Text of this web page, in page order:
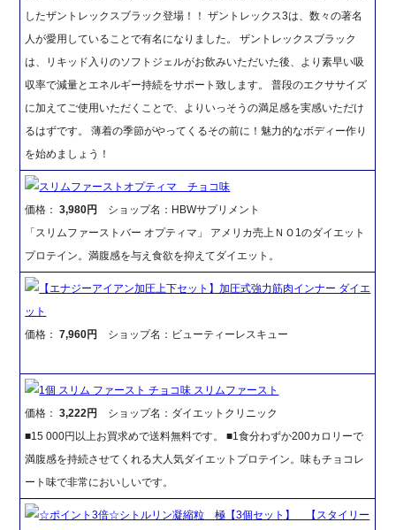
したザントレックスブラック登場！！ ザントレックス3は、数々の著名
人が愛用していることで有名になりました。 ザントレックスブラック
は、リキッド入りのソフトジェルがお飲みいただいた後、より素早い吸
収率で減量とエネルギー持続をサポート致します。 普段のエクササイズ
に加えてご使用いただくことで、よりいっそうの満足感を実感いただけ
るはずです。 薄着の季節がやってくるその前に！魅力的なボディー作り
を始めましょう！
スリムファーストオプティマ チョコ味
価格：3,980円
ショップ名：HBWサプリメント
「スリムファーストバー オプティマ」 アメリカ売上ＮＯ1のダイエット
プロテイン。満腹感を与え食欲を抑えてダイエット。
【エナジーアイアン加圧上下セット】加圧式強力筋肉インナー ダイエ
ット
価格：7,960円 ショップ名：ビューティーレスキュー
1個 スリム ファースト チョコ味 スリムファースト
価格：3,222円
ショップ名：ダイエットクリニック
■15 000円以上お買求めで送料無料です。 ■1食分わずか200カロリーで
満腹感を持続させてくれる大人気ダイエットプロテイン。味もチョコレ
ート味で非常においしいです。
☆ポイント3倍☆シトルリン凝縮粒 極【3個セット】 【スタイリー